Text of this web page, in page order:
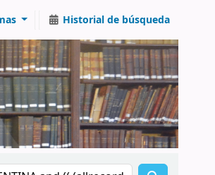
Historial de búsqueda